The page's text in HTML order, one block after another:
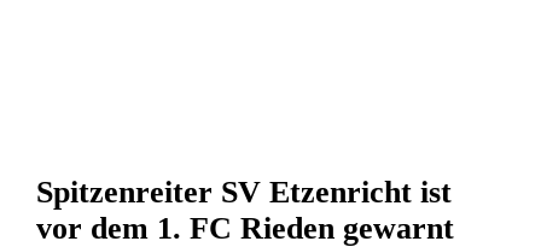
Spitzenreiter SV Etzenricht ist
vor dem 1. FC Rieden gewarnt